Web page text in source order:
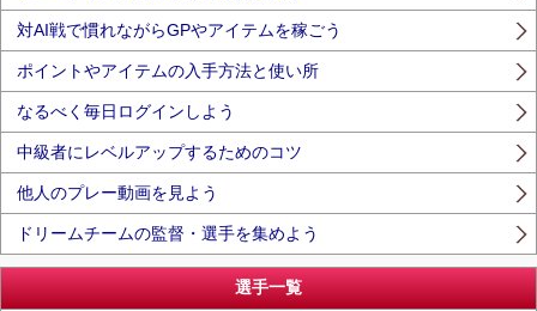
対AI戦で慣れながらGPやアイテムを稼ごう
ポイントやアイテムの入手方法と使い所
なるべく毎日ログインしよう
中級者にレベルアップするためのコツ
他人のプレー動画を見よう
ドリームチームの監督・選手を集めよう
選手一覧